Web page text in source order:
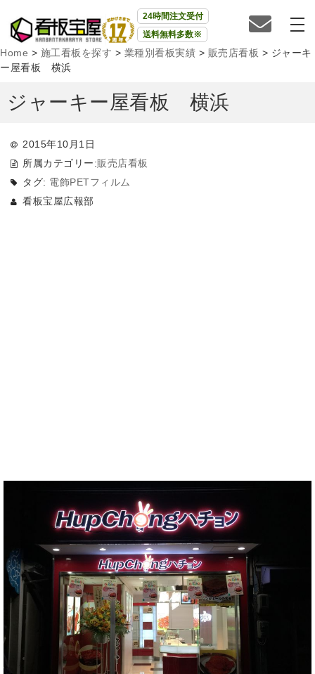
24時間注文受付
送料無料多数※
Home > 施工看板を探す > 業種別看板実績 > 販売店看板 > ジャーキ
ー屋看板 横浜
ジャーキー屋看板 横浜
2015年10月1日
所属カテゴリー:販売店看板
タグ: 電飾PETフィルム
看板宝屋広報部